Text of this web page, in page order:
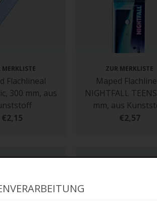
MERKLISTE
Flachlineal
300 mm, aus
€2,15
ZUR MERKLISTE
Maped
NIGHTFALL
mm, aus
€2,57